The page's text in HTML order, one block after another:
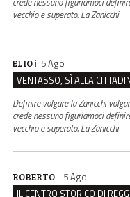
vecchio e superato. La Zanicchi
ELIO il 5 Ago
Definire volgare la Zanicchi
crede nessuno figuriamoci
vecchio e superato. La Zanicchi
ROBERTO il 5 Ago